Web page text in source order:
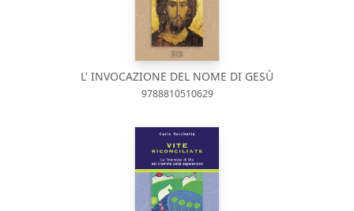
L' INVOCAZIONE DEL NOME DI GESÙ
9788810510629